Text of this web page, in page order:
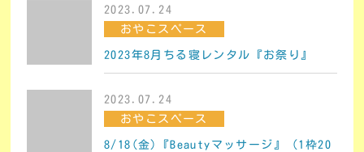
2023.07.24
おやこスペース
2023年8月ちる寝レンタル『お祭り』
2023.07.24
おやこスペース
8/18(金)『Beautyマッサージ』（1枠20